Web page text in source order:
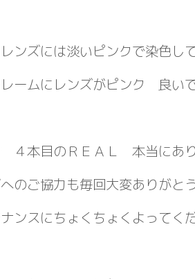
ンズには淡いピンクで染色し
レームにレンズがピンク 良い
４本目のＲＥＡＬ 本当にあ
のご協力も毎回大変ありがと
ンスにちょくちょくよってく